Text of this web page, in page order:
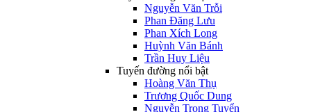
Nguyễn Văn Trỗi
Phan Đăng Lưu
Phan Xích Long
Huỳnh Văn Bánh
Trần Huy Liệu
Tuyến đường nổi bật
Hoàng Văn Thụ
Trương Quốc Dung
Nguyễn Trọng Tuyển